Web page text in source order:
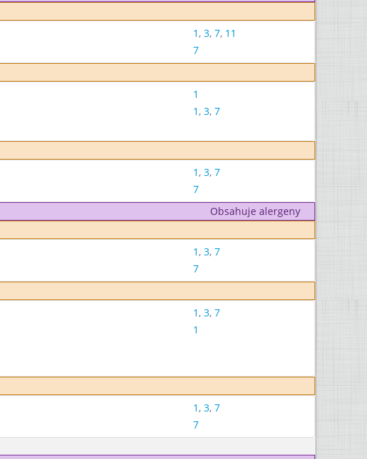
1, 3, 7, 11
7
1
1, 3, 7
1, 3, 7
7
Obsahuje alergeny
1, 3, 7
7
1, 3, 7
1
1, 3, 7
7